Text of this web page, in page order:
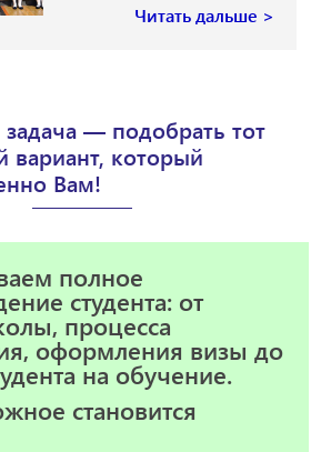
Читать дальше >
— подобрать тот
вариант, который
Вам!
полное
студента: от
процесса
оформления визы до
на обучение.
становится